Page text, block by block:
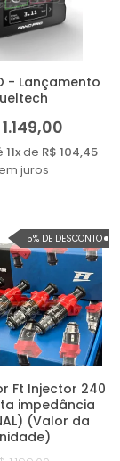
- Lançamento
11xde R$ 104,45
juros
5% DE DESCONTO
Ft Injector 240
impedância
(Valor da